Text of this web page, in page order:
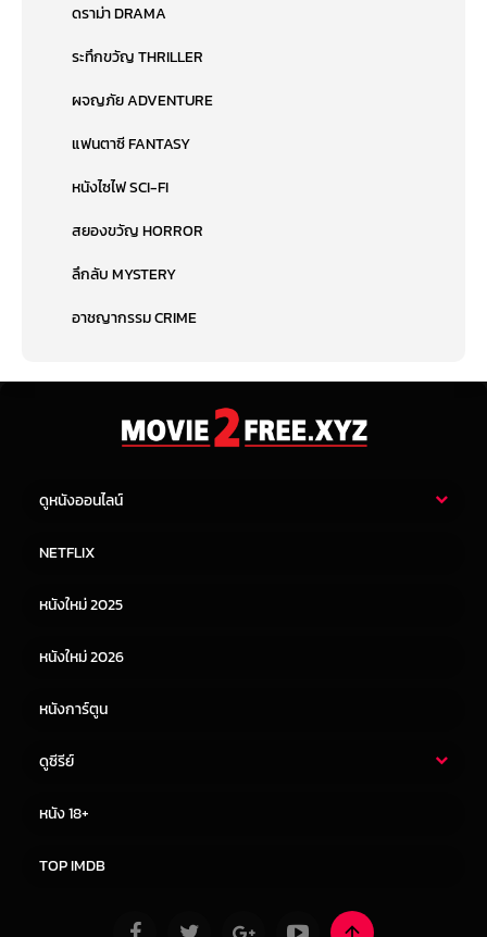
ดราม่า DRAMA
ระทึกขวัญ THRILLER
ผจญภัย ADVENTURE
แฟนตาซี FANTASY
หนังไซไฟ SCI-FI
สยองขวัญ HORROR
ลึกลับ MYSTERY
อาชญากรรม CRIME
ดูหนังออนไลน์
หนังจีน
NETFLIX
หนังใหม่ 2025
หนังใหม่ 2026
หนังการ์ตูน
ดูซีรีย์
หนัง 18+
TOP IMDB